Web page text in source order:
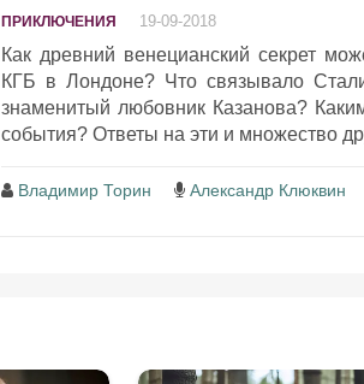
ПРИКЛЮЧЕНИЯ 19-09-2018
Как древний венецианский секрет
КГБ в Лондоне? Что связывало
знаменитый любовник Казанова?
события? Ответы на эти и множество
Владимир Торин Александр Клюквин